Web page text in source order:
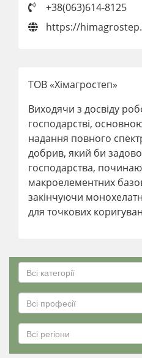
+38(063)614-8125
https://
ТОВ «Хімагростеп»
Виходячи з досвіду
господарстві,
надання повного
добрив, який би
господарства,
макроелементних
закінчуючи
для точкових
Всі категорії
Всі професії
Всі регіони